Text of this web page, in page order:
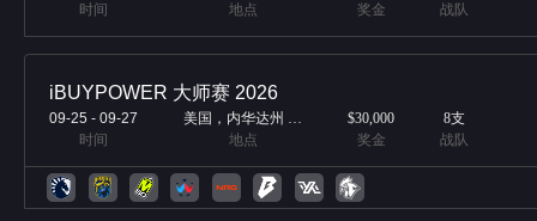
时间
地点
奖金
战队
iBUYPOWER 大师赛 2026
09-25 - 09-27
时间
美国，内华达州 拉斯维加斯
地点
$30,000
奖金
8支
战队